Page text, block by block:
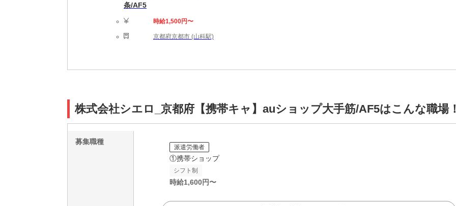
条/AF5
時給1,500円〜
京都府京都市 (山科駅)
株式会社シエロ_京都府【携帯キャ】auショップ大手筋/AF5はこんな職場！
募集職種
派遣労働者
①携帯ショップ
シフト制
時給1,600円〜